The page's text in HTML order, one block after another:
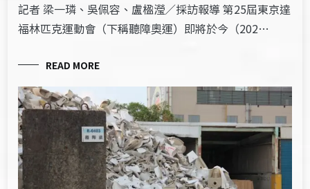
記者 梁一璘、吳佩容、盧楹瀅／採訪報導 第25屆東京達
福林匹克運動會（下稱聽障奧運）即將於今（202…
READ MORE